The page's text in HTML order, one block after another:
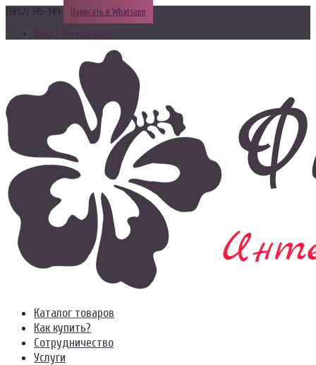
(3852) 315-349 Написать в Whatsapp
Вход | Регистрация
Каталог товаров
Как купить?
Сотрудничество
Услуги